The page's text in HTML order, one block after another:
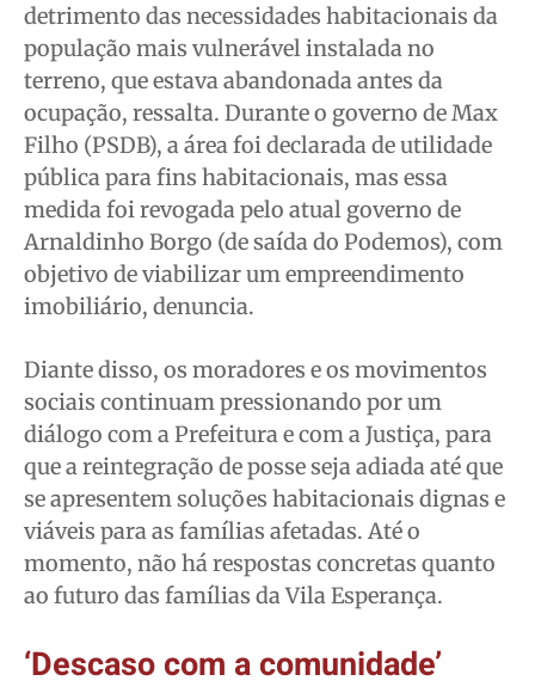
detrimento das necessidades habitacionais da
população mais vulnerável instalada no
terreno, que estava abandonada antes da
ocupação, ressalta. Durante o governo de Max
Filho (PSDB), a área foi declarada de utilidade
pública para fins habitacionais, mas essa
medida foi revogada pelo atual governo de
Arnaldinho Borgo (de saída do Podemos), com
objetivo de viabilizar um empreendimento
imobiliário, denuncia.
Diante disso, os moradores e os movimentos
sociais continuam pressionando por um
diálogo com a Prefeitura e com a Justiça, para
que a reintegração de posse seja adiada até que
se apresentem soluções habitacionais dignas e
viáveis para as famílias afetadas. Até o
momento, não há respostas concretas quanto
ao futuro das famílias da Vila Esperança.
‘Descaso com a comunidade’